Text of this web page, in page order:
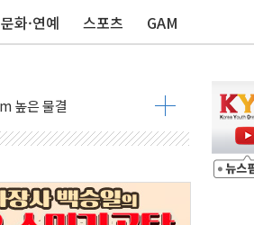
문화·연예 스포츠 GAM
설서 신경전 고조
높은 물결
구 가동
…전원 구조
우 관측